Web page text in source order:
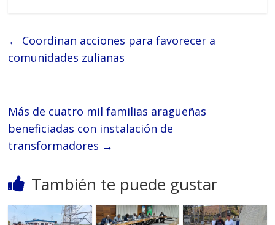
← Coordinan acciones para favorecer a
comunidades zulianas
Más de cuatro mil familias aragüeñas
beneficiadas con instalación de
transformadores →
También te puede gustar